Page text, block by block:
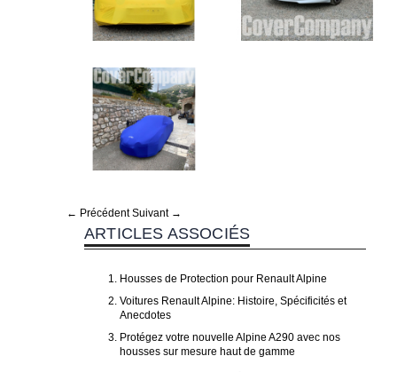
← Précédent Suivant →
ARTICLES ASSOCIÉS
Housses de Protection pour Renault Alpine
Voitures Renault Alpine: Histoire, Spécificités et
Anecdotes
Protégez votre nouvelle Alpine A290 avec nos
housses sur mesure haut de gamme